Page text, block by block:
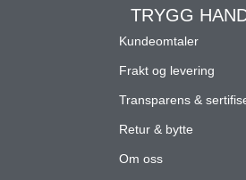
TRYGG
Kundeomtaler
Frakt og levering
Transparens &
Retur & bytte
Om oss